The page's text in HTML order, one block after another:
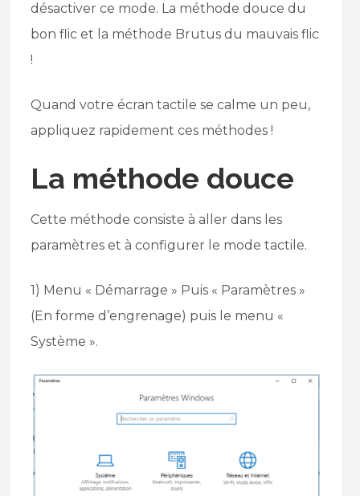
désactiver ce mode. La méthode douce du
bon flic et la méthode Brutus du mauvais flic
!
Quand votre écran tactile se calme un peu,
appliquez rapidement ces méthodes !
La méthode douce
Cette méthode consiste à aller dans les
paramètres et à configurer le mode tactile.
1) Menu « Démarrage » Puis « Paramètres »
(En forme d’engrenage) puis le menu «
Système ».